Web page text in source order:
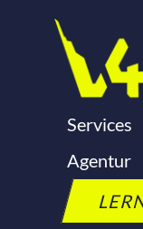
Services
Agentur